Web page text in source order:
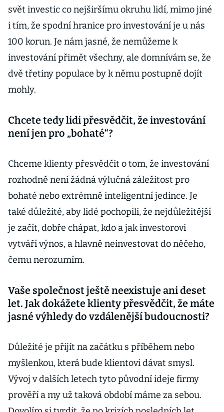
svět investic co nejširšímu okruhu lidí, mimo jiné
i tím, že spodní hranice pro investování je u nás
100 korun. Je nám jasné, že nemůžeme k
investování přimět všechny, ale domnívám se, že
dvě třetiny populace by k němu postupně dojít
mohly.
Chcete tedy lidi přesvědčit, že investování
není jen pro „bohaté“?
Chceme klienty přesvědčit o tom, že investování
rozhodně není žádná výlučná záležitost pro
bohaté nebo extrémně inteligentní jedince. Je
také důležité, aby lidé pochopili, že nejdůležitější
je začít, dobře chápat, kdo a jak investorovi
vytváří výnos, a hlavně neinvestovat do něčeho,
čemu nerozumím.
Vaše společnost ještě neexistuje ani deset
let. Jak dokážete klienty přesvědčit, že máte
jasné výhledy do vzdálenější budoucnosti?
Důležité je přijít na začátku s příběhem nebo
myšlenkou, která bude klientovi dávat smysl.
Vývoj v dalších letech tyto původní ideje firmy
prověří a my už taková období máme za sebou.